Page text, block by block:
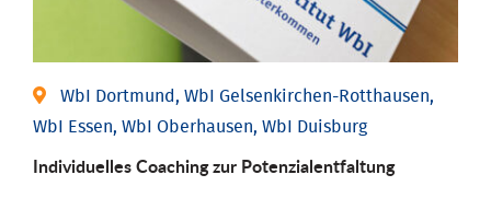
WbI Dortmund, WbI Gelsenkirchen-Rotthausen,
WbI Essen, WbI Oberhausen, WbI Duisburg
Individuelles Coaching zur Potenzialentfaltung